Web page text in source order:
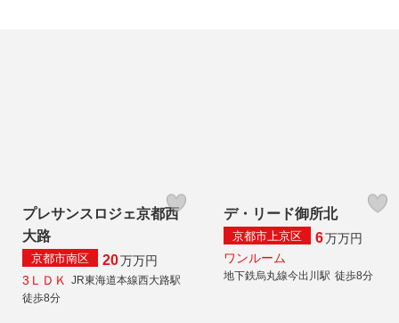
プレサンスロジェ京都西
大路
京都市南区 20万万円
3ＬＤＫ
JR東海道本線西大路駅
徒歩8分
デ・リード御所北
京都市上京区 6万万円
ワンルーム
地下鉄烏丸線今出川駅 徒歩8分